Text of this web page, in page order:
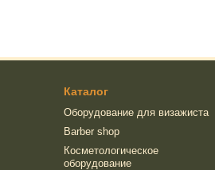
Каталог
Оборудование для визажиста
Barber shop
Косметологическое
оборудование